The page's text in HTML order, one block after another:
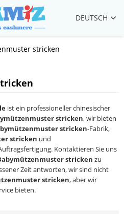
DEUTSCH
stricken
ist ein professioneller chinesischer
stricken, wir bieten
stricken-Fabrik,
stricken und
Kontaktieren Sie uns
stricken zu
Zeit antworten, wir sind nicht
stricken, aber wir
bieten.